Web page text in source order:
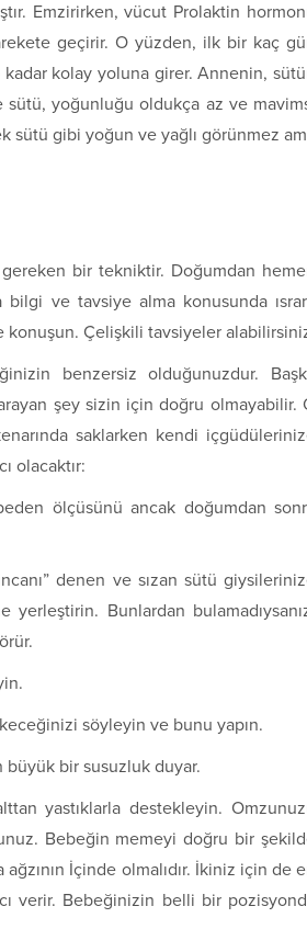
Emzirirken, vücut Prolaktin
geçirir. O yüzden, ilk bir kaç
kolay yoluna girer. Annenin,
sütü, yoğunluğu oldukça az ve
sütü gibi yoğun ve yağlı görünmez
gereken bir tekniktir. Doğumdan
ve tavsiye alma konusunda
Çelişkili tavsiyeler
benzersiz olduğunuzdur.
şey sizin için doğru olmayabilir.
saklarken kendi
olacaktır:
ölçüsünü ancak doğumdan
denen ve sızan sütü
Bunlardan
söyleyin ve bunu yapın.
büyük bir susuzluk duyar.
yastıklarla destekleyin.
Bebeğin memeyi doğru bir
İçinde olmalıdır. İkiniz için de
verir. Bebeğinizin belli bir